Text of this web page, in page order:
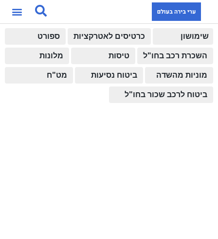
שימושון כרטיסים לאטרקציות ספורט
השכרת רכב בחו"ל טיסות מלונות
מוניות מהשדה ביטוח נסיעות מט"ח
ביטוח לרכב שכור בחו"ל